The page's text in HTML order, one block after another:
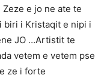
e jo ne ate te
i Kristaqit e nipi i
JO …Artistit te
vetem e vetem pse
ze i forte